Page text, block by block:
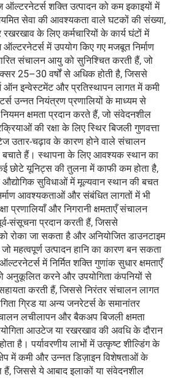
ऑल्टरनेटर्स शक्ति उत्पादन को कम इकाइयों में
सेवा की आवश्यकता वाले घटकों की संख्या,
के लिए कर्मचारियों के कार्य घंटों में
में उपयोग किए गए मजबूत निर्माण
संचालन आयु को सुनिश्चित करती हैं, जो
25–30 वर्षों से अधिक होती है, जिससे
ऑन इन्वेस्टमेंट और प्रतिस्थापन लागत में कमी
उन्नत नियंत्रण प्रणालियों के माध्यम से
क्षमता प्रदान करते हैं, जो संवेदनशील
की रक्षा के लिए स्थिर बिजली गुणवत्ता
उतार-चढ़ाव के कारण होने वाले संचालन
बचाते हैं। स्थापना के लिए आवश्यक स्थान का
छोटे यूनिट्स की तुलना में काफी कम होता है,
सुविधाओं में मूल्यवान स्थान की बचत
आवश्यकताओं और संबंधित लागतों में भी
प्रणालियाँ और निगरानी क्षमताएँ संचालन
संसूचना प्रदान करती हैं, जिससे
रोका जा सकता है और अनियोजित डाउनटाइम
महत्वपूर्ण उत्पादन हानि का कारण बन सकता
में निर्मित शक्ति गुणांक सुधार क्षमताएँ
को अनुकूलित करने और उपयोगिता कंपनियों से
करती हैं, जिससे निरंतर संचालन लागत
ग्रिड या अन्य जनरेटर्स के समानांतर
लचीलापन और बैकअप बिजली क्षमता
आउटेज या रखरखाव की अवधि के दौरान
है। पर्यावरणीय लाभों में उत्कृष्ट शील्डिंग के
में कमी और उन्नत डिज़ाइन विशेषताओं के
हैं, जिससे ये आबाद इलाकों या संवेदनशील